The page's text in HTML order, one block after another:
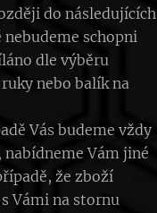
do následujících
schopni
dle výběru
nebo balík na
Vás budeme vždy
Vám jiné
že zboží
Vámi na stornu